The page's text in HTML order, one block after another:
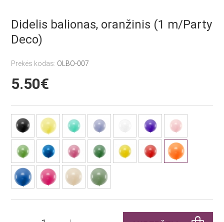
Didelis balionas, oranžinis (1 m/Party
Deco)
Prekės kodas: OLBO-007
5.50€